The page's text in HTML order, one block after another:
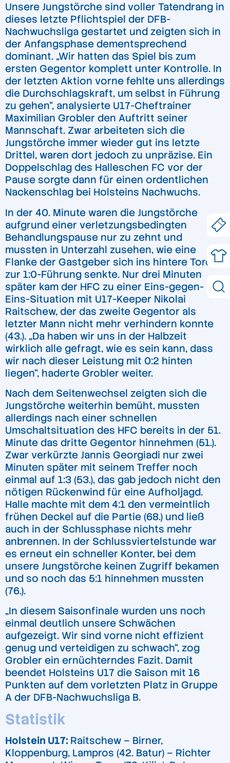
Unsere Jungstörche sind voller Tatendrang in
dieses letzte Pflichtspiel der DFB-
Nachwuchsliga gestartet und zeigten sich in
der Anfangsphase dementsprechend
dominant. „Wir hatten das Spiel bis zum
ersten Gegentor komplett unter Kontrolle. In
der letzten Aktion vorne fehlte uns allerdings
die Durchschlagskraft, um selbst in Führung
zu gehen“, analysierte U17-Cheftrainer
Maximilian Grobler den Auftritt seiner
Mannschaft. Zwar arbeiteten sich die
Jungstörche immer wieder gut ins letzte
Drittel, waren dort jedoch zu unpräzise. Ein
Doppelschlag des Halleschen FC vor der
Pause sorgte dann für einen ordentlichen
Nackenschlag bei Holsteins Nachwuchs.
In der 40. Minute waren die Jungstörche
aufgrund einer verletzungsbedingten
Behandlungspause nur zu zehnt und
mussten in Unterzahl zusehen, wie eine
Flanke der Gastgeber sich ins hintere Toreck
zur 1:0-Führung senkte. Nur drei Minuten
später kam der HFC zu einer Eins-gegen-
Eins-Situation mit U17-Keeper Nikolai
Raitschew, der das zweite Gegentor als
letzter Mann nicht mehr verhindern konnte
(43.). „Da haben wir uns in der Halbzeit
wirklich alle gefragt, wie es sein kann, dass
wir nach dieser Leistung mit 0:2 hinten
liegen“, haderte Grobler weiter.
Nach dem Seitenwechsel zeigten sich die
Jungstörche weiterhin bemüht, mussten
allerdings nach einer schnellen
Umschaltsituation des HFC bereits in der 51.
Minute das dritte Gegentor hinnehmen (51.).
Zwar verkürzte Jannis Georgiadi nur zwei
Minuten später mit seinem Treffer noch
einmal auf 1:3 (53.), das gab jedoch nicht den
nötigen Rückenwind für eine Aufholjagd.
Halle machte mit dem 4:1 den vermeintlich
frühen Deckel auf die Partie (68.) und ließ
auch in der Schlussphase nichts mehr
anbrennen. In der Schlussviertelstunde war
es erneut ein schneller Konter, bei dem
unsere Jungstörche keinen Zugriff bekamen
und so noch das 5:1 hinnehmen mussten
(76.).
„In diesem Saisonfinale wurden uns noch
einmal deutlich unsere Schwächen
aufgezeigt. Wir sind vorne nicht effizient
genug und verteidigen zu schwach“, zog
Grobler ein ernüchterndes Fazit. Damit
beendet Holsteins U17 die Saison mit 16
Punkten auf dem vorletzten Platz in Gruppe
A der DFB-Nachwuchsliga B.
Statistik
Holstein U17: Raitschew – Birner,
Kloppenburg, Lampros (42. Batur) – Richter